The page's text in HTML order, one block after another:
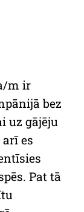
m ir
bez
uz gājēju
es
Pat tā